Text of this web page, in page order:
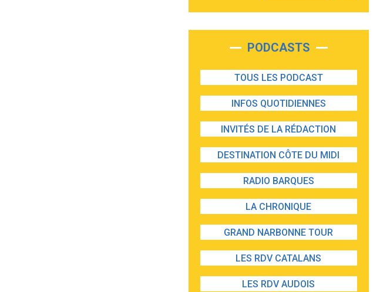
PODCASTS
TOUS LES PODCAST
INFOS QUOTIDIENNES
INVITÉS DE LA RÉDACTION
DESTINATION CÔTE DU MIDI
RADIO BARQUES
LA CHRONIQUE
GRAND NARBONNE TOUR
LES RDV CATALANS
LES RDV AUDOIS